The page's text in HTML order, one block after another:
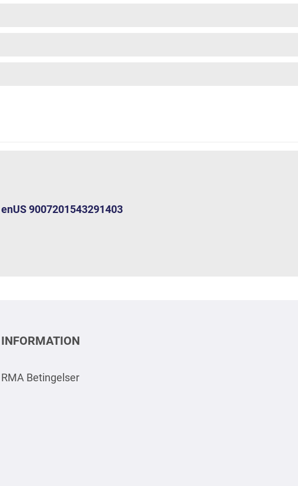
9007201543291403
INFORMATION
RMA Betingelser